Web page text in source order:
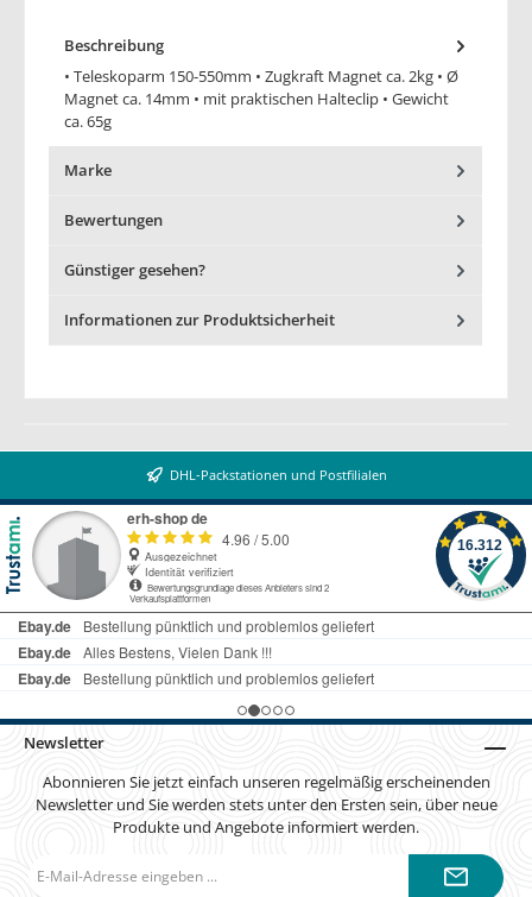
Beschreibung
• Teleskoparm 150-550mm • Zugkraft Magnet ca. 2kg • Ø
Magnet ca. 14mm • mit praktischen Halteclip • Gewicht
ca. 65g
Marke
Bewertungen
Günstiger gesehen?
Informationen zur Produktsicherheit
DHL-Packstationen und Postfilialen
Newsletter
Abonnieren Sie jetzt einfach unseren regelmäßig erscheinenden
Newsletter und Sie werden stets unter den Ersten sein, über neue
Produkte und Angebote informiert werden.